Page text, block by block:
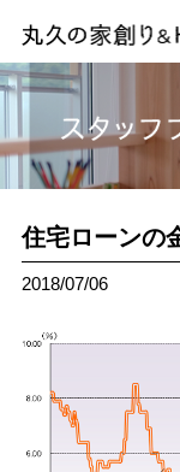
住宅ローンの
2018/07/06